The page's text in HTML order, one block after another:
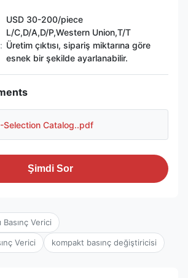
USD 30-200/piece
L/C,D/A,D/P,Western Union,T/T
Üretim çıktısı, sipariş miktarına göre
esnek bir şekilde ayarlanabilir.
Selection Catalog..pdf
Şimdi Sor
Basınç Verici
Verici kompakt basınç değiştiricisi